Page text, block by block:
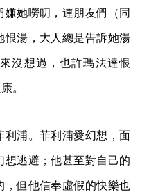
她嘮叨，連朋友們（同
恨湯，大人總是告訴她湯
沒想過，也許瑪法達恨
。
利浦。菲利浦愛幻想，面
逃避；他甚至對自己的
，但他信奉虛假的快樂也